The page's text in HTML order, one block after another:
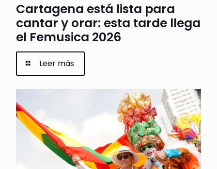
Cartagena está lista para
cantar y orar: esta tarde llega
el Femusica 2026
Leer más